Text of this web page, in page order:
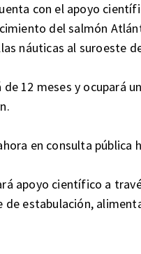
con el apoyo
del salmón
náuticas al suroeste
de 12 meses y ocupará
en consulta pública
apoyo científico a
de estabulación,